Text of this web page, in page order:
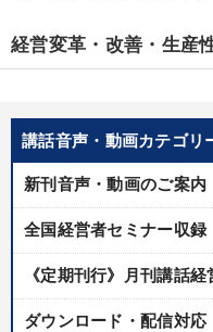
経営リーダーの考え方と戦
「利上げ時代の最新・銀行
予測と株式投資」最新刊
組織と人を動かすマネジメ
2025年春季全国経営者セ
タル版（音声／動画ストリ
講話音声・動画カテゴリ
新刊音声・動画のご案内
全国経営者セミナー収録
《定期刊行》月刊講話経
ダウンロード・配信対応
経営変革・改善・生産